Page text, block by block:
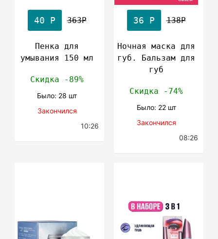
40 Р 363Р
Пенка для
умывания 150 мл
Скидка -89%
Было: 28 шт
Закончился
10:26
36 Р 138Р
Ночная маска для
губ. Бальзам для
губ
Скидка -74%
Было: 22 шт
Закончился
08:26